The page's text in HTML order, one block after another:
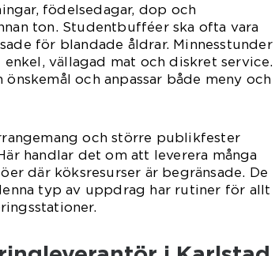
födelsedagar, dop och
ton. Studentbufféer ska ofta vara
för blandade åldrar. Minnesstunder
vällagad mat och diskret service.
och anpassar både meny och
och större publikfester
handlar det om att leverera många
där köksresurser är begränsade. De
typ av uppdrag har rutiner för allt